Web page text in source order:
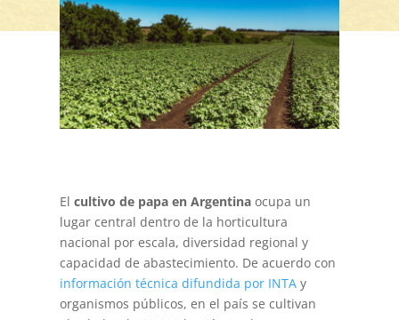
Elcultivo de papa en Argentina ocupa un
lugar central dentro de la horticultura
nacional por escala, diversidad regional y
capacidad de abastecimiento. De acuerdo con
información técnica difundida por INTA y
organismos públicos, en el país se cultivan